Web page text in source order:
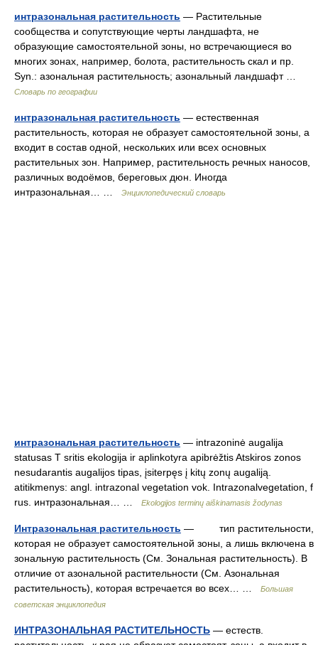
интразональная растительность — Растительные
сообщества и сопутствующие черты ландшафта, не
образующие самостоятельной зоны, но встречающиеся во
многих зонах, например, болота, растительность скал и пр.
Syn.: азональная растительность; азональный ландшафт …
Словарь по географии
интразональная растительность — естественная
растительность, которая не образует самостоятельной зоны, а
входит в состав одной, нескольких или всех основных
растительных зон. Например, растительность речных наносов,
различных водоёмов, береговых дюн. Иногда
интразональная… …
Энциклопедический словарь
интразональная растительность — intrazoninė augalija
statusas T sritis ekologija ir aplinkotyra apibrėžtis Atskiros zonos
nesudarantis augalijos tipas, įsiterpęs į kitų zonų augaliją.
atitikmenys: angl. intrazonal vegetation vok. Intrazonalvegetation, f
rus. интразональная… …
Ekologijos terminų aiškinamasis žodynas
Интразональная растительность — тип растительности,
которая не образует самостоятельной зоны, а лишь включена в
зональную растительность (См. Зональная растительность). В
отличие от азональной растительности (См. Азональная
растительность), которая встречается во всех… …
Большая
советская энциклопедия
ИНТРАЗОНАЛЬНАЯ РАСТИТЕЛЬНОСТЬ — естеств.